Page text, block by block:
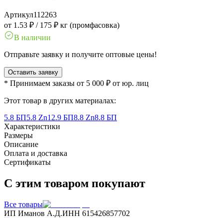
Артикул112263
от 1.53 ₽ / 175 ₽ кг (промфасовка)
В наличии
Отправьте заявку и получите оптовые цены!
Оставить заявку
* Принимаем заказы от 5 000 ₽ от юр. лиц
Этот товар в других материалах:
5.8 БП5.8 Zn12.9 БП8.8 Zn8.8 БП
Характеристики
Размеры
Описание
Оплата и доставка
Сертификаты
С этим товаром покупают
Все товары
ИП Иманов А.Д.ИНН 615426857702